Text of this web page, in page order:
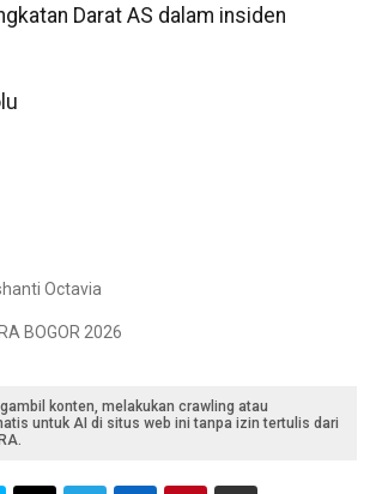
Darat AS dalam insiden
Octavia
BOGOR 2026
konten, melakukan crawling atau
untuk AI di situs web ini tanpa izin tertulis dari